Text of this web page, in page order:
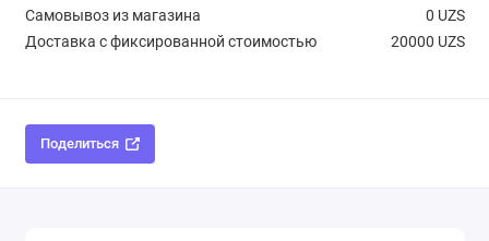
Самовывоз из магазина
0 UZS
Доставка с фиксированной стоимостью
20000 UZS
Поделиться